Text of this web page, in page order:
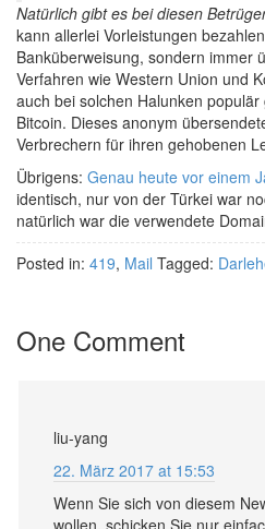
Natürlich gibt es bei diesen
kann allerlei Vorleistungen
Banküberweisung, sondern immer
Verfahren wie Western Union und
auch bei solchen Halunken
Bitcoin. Dieses anonym
Verbrechern für ihren gehobenen
Übrigens: Genau heute vor einem
identisch, nur von der Türkei war
natürlich war die verwendete
Posted in: 419, Mail Tagged:
One Comment
liu-yang
22. März 2017 at 15:53
Wenn Sie sich von diesem
wollen, schicken Sie nur